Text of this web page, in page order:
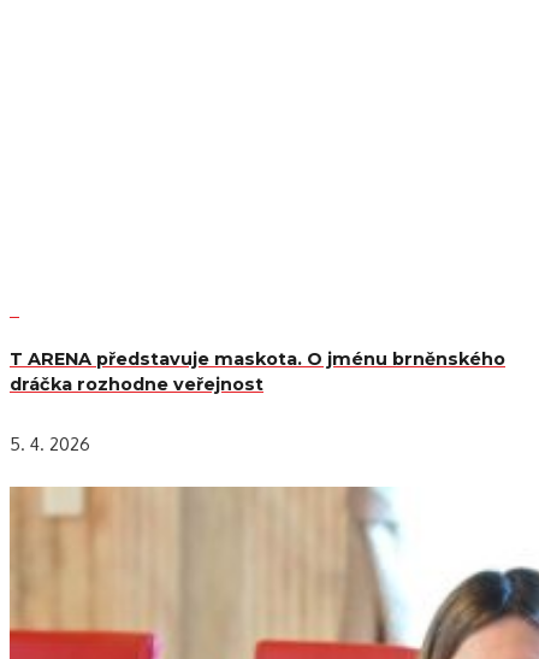
T ARENA představuje maskota. O jménu brněnského
dráčka rozhodne veřejnost
5. 4. 2026